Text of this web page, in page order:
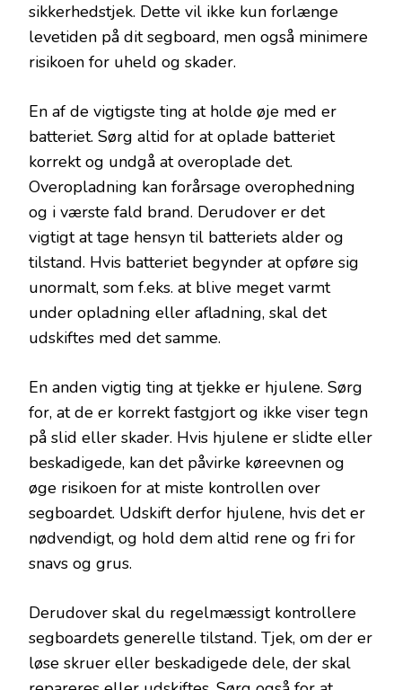
sikkerhedstjek. Dette vil ikke kun forlænge
levetiden på dit segboard, men også minimere
risikoen for uheld og skader.
En af de vigtigste ting at holde øje med er
batteriet. Sørg altid for at oplade batteriet
korrekt og undgå at overoplade det.
Overopladning kan forårsage overophedning
og i værste fald brand. Derudover er det
vigtigt at tage hensyn til batteriets alder og
tilstand. Hvis batteriet begynder at opføre sig
unormalt, som f.eks. at blive meget varmt
under opladning eller afladning, skal det
udskiftes med det samme.
En anden vigtig ting at tjekke er hjulene. Sørg
for, at de er korrekt fastgjort og ikke viser tegn
på slid eller skader. Hvis hjulene er slidte eller
beskadigede, kan det påvirke køreevnen og
øge risikoen for at miste kontrollen over
segboardet. Udskift derfor hjulene, hvis det er
nødvendigt, og hold dem altid rene og fri for
snavs og grus.
Derudover skal du regelmæssigt kontrollere
segboardets generelle tilstand. Tjek, om der er
løse skruer eller beskadigede dele, der skal